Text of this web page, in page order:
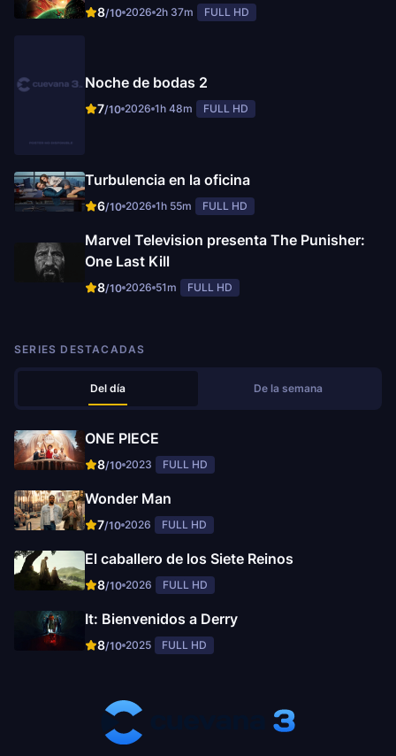
8/10 2026 2h 37m FULL HD
Noche de bodas 2
7/10 2026 1h 48m FULL HD
Turbulencia en la oficina
6/10 2026 1h 55m FULL HD
Marvel Television presenta The Punisher:
One Last Kill
8/10 2026 51m FULL HD
SERIES DESTACADAS
Del día De la semana
ONE PIECE
8/10 2023 FULL HD
Wonder Man
7/10 2026 FULL HD
El caballero de los Siete Reinos
8/10 2026 FULL HD
It: Bienvenidos a Derry
8/10 2025 FULL HD